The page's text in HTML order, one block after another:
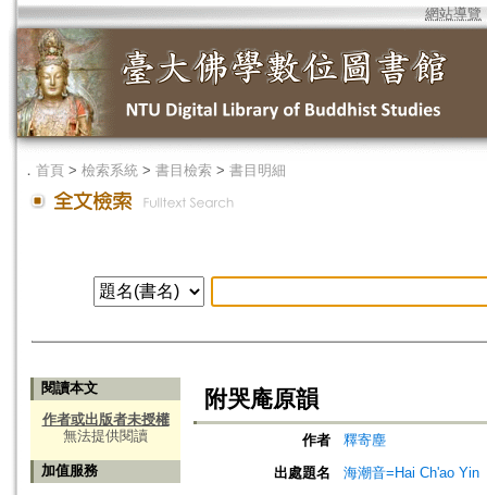
網站導覽
． 首頁 > 檢索系統 > 書目檢索 > 書目明細
閱讀本文
作者或出版者未授權
無法提供閱讀
加值服務
附哭庵原韻
作者
釋寄塵
出處題名
海潮音=Hai Ch'ao Yin